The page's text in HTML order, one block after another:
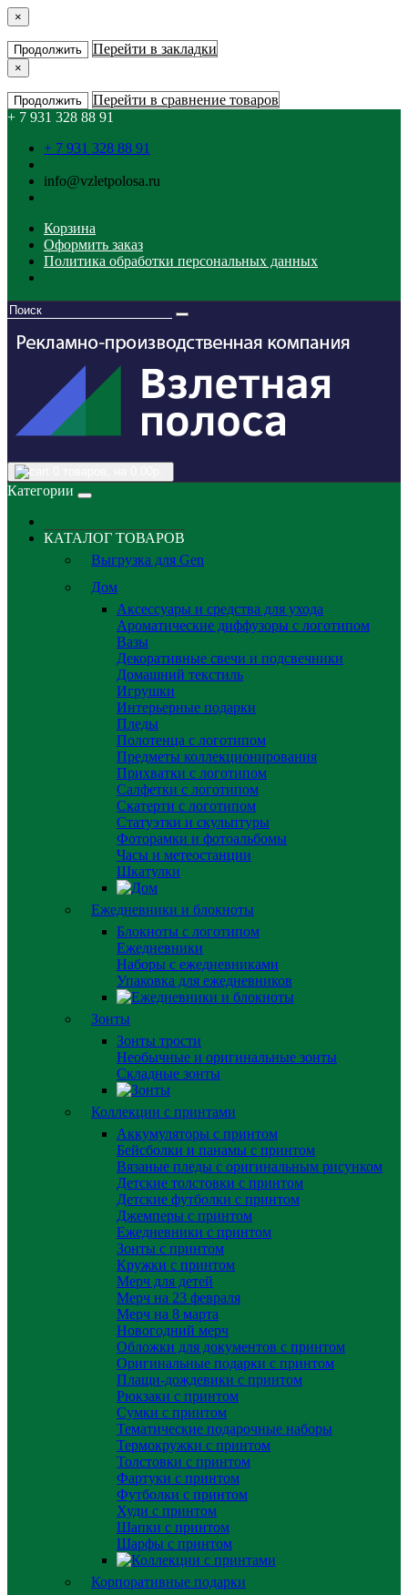
×
Продолжить Перейти в закладки
×
Продолжить
Перейти в сравнение товаров
+ 7 931 328 88 91
+ 7 931 328 88 91
info@vzletpolosa.ru
Корзина
Оформить заказ
Политика обработки персональных данных
Категории
КАТАЛОГ ТОВАРОВ
Выгрузка для Gen
Дом
Аксессуары и средства для ухода
Ароматические диффузоры с логотипом
Вазы
Декоративные свечи и подсвечники
Домашний текстиль
Игрушки
Интерьерные подарки
Пледы
Полотенца с логотипом
Предметы коллекционирования
Прихватки с логотипом
Салфетки с логотипом
Скатерти с логотипом
Статуэтки и скульптуры
Фоторамки и фотоальбомы
Часы и метеостанции
Шкатулки
Ежедневники и блокноты
Блокноты с логотипом
Ежедневники
Наборы с ежедневниками
Упаковка для ежедневников
Зонты
Зонты трости
Необычные и оригинальные зонты
Складные зонты
Коллекции с принтами
Аккумуляторы с принтом
Бейсболки и панамы с принтом
Вязаные пледы с оригинальным рисунком
Детские толстовки с принтом
Детские футболки с принтом
Джемперы с принтом
Ежедневники с принтом
Зонты с принтом
Кружки с принтом
Мерч для детей
Мерч на 23 февраля
Мерч на 8 марта
Новогодний мерч
Обложки для документов с принтом
Оригинальные подарки с принтом
Плащи-дождевики с принтом
Рюкзаки с принтом
Сумки с принтом
Тематические подарочные наборы
Термокружки с принтом
Толстовки с принтом
Фартуки с принтом
Футболки с принтом
Худи с принтом
Шапки с принтом
Шарфы с принтом
Корпоративные подарки